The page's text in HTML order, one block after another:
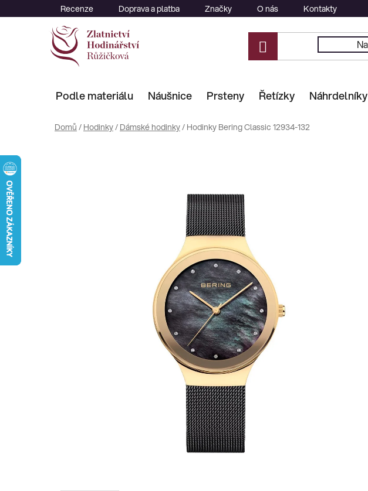
na
Recenze Doprava a platba Značky O nás Kontakty
Podle materiálu Náušnice Prsteny Řetízky Náhrdelníky
Domů / Hodinky/ Dámské hodinky/ Hodinky Bering Classic 12934-132